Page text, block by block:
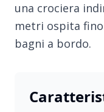
una crociera
metri ospita
bagni a bordo.